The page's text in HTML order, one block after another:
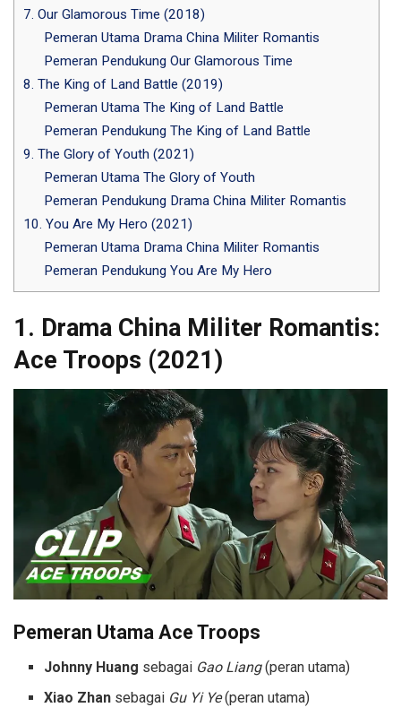
7. Our Glamorous Time (2018)
Pemeran Utama Drama China Militer Romantis
Pemeran Pendukung Our Glamorous Time
8. The King of Land Battle (2019)
Pemeran Utama The King of Land Battle
Pemeran Pendukung The King of Land Battle
9. The Glory of Youth (2021)
Pemeran Utama The Glory of Youth
Pemeran Pendukung Drama China Militer Romantis
10. You Are My Hero (2021)
Pemeran Utama Drama China Militer Romantis
Pemeran Pendukung You Are My Hero
1. Drama China Militer Romantis:
Ace Troops (2021)
Pemeran Utama Ace Troops
Johnny Huang sebagai Gao Liang(peran utama)
Xiao Zhan sebagai Gu Yi Ye(peran utama)